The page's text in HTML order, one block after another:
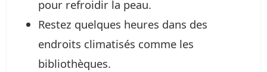
pour refroidir la peau.
Restez quelques heures dans des
endroits climatisés comme les
bibliothèques.